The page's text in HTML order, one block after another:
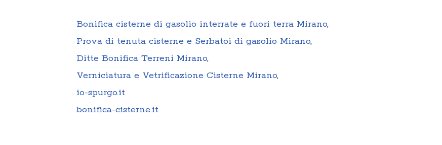
Bonifica cisterne di gasolio interrate e fuori terra Mirano,
Prova di tenuta cisterne e Serbatoi di gasolio Mirano,
Ditte Bonifica Terreni Mirano,
Verniciatura e Vetrificazione Cisterne Mirano,
io-spurgo.it
bonifica-cisterne.it